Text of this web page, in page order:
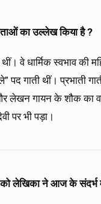
का उल्लेख किया है ?
वे धार्मिक स्वभाव की
गाती थीं। प्रभाती
लेखन गायन के शौक का
पर भी पड़ा।
को लेखिका ने आज के संदर्भ